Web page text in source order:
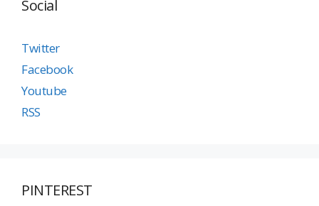
Social
Twitter
Facebook
Youtube
RSS
PINTEREST